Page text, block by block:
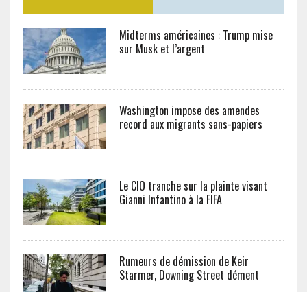
Midterms américaines : Trump mise
sur Musk et l’argent
Washington impose des amendes
record aux migrants sans-papiers
Le CIO tranche sur la plainte visant
Gianni Infantino à la FIFA
Rumeurs de démission de Keir
Starmer, Downing Street dément